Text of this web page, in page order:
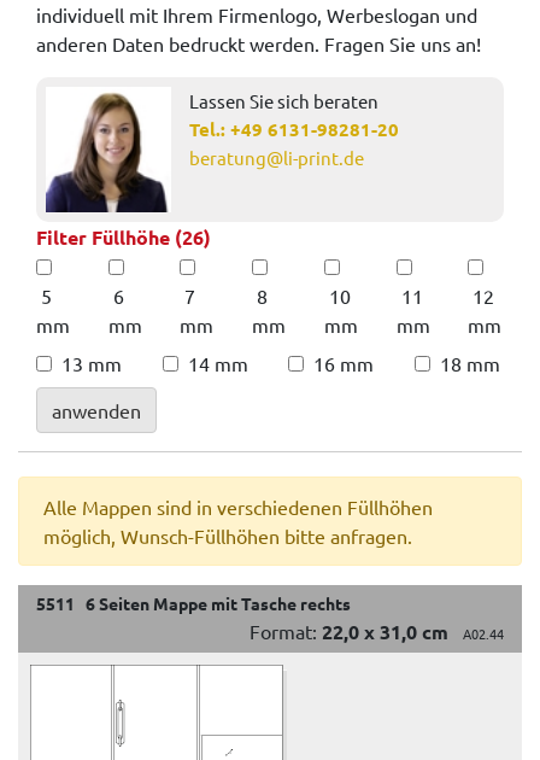
individuell mit Ihrem Firmenlogo, Werbeslogan und
anderen Daten bedruckt werden. Fragen Sie uns an!
Lassen Sie sich beraten
Tel.: +49 6131-98281-20
beratung@li-print.de
Filter Füllhöhe (26)
5
mm
6
mm
7
mm
8
mm
10
mm
11
mm
12
mm
13 mm
14 mm 16 mm
18 mm
anwenden
Alle Mappen sind in verschiedenen Füllhöhen
möglich, Wunsch-Füllhöhen bitte anfragen.
5511 6 Seiten Mappe mit Tasche rechts
Format: 22,0 x 31,0 cm A02.44